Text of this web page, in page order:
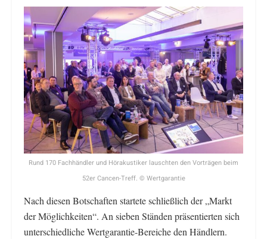
Rund 170 Fachhändler und Hörakustiker lauschten den Vorträgen beim
52er Cancen-Treff. © Wertgarantie
Nach diesen Botschaften startete schließlich der „Markt
der Möglichkeiten“. An sieben Ständen präsentierten sich
unterschiedliche Wertgarantie-Bereiche den Händlern.